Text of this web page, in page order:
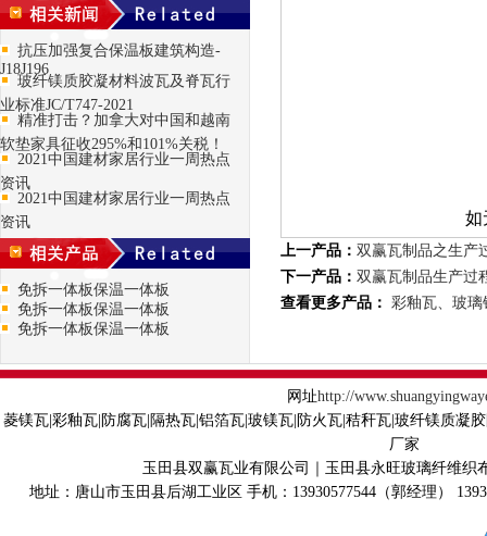
抗压加强复合保温板建筑构造-
J18J196
玻纤镁质胶凝材料波瓦及脊瓦行
业标准JC/T747-2021
精准打击？加拿大对中国和越南
软垫家具征收295%和101%关税！
2021中国建材家居行业一周热点
资讯
2021中国建材家居行业一周热点
资讯
免拆一体板保温一体板
免拆一体板保温一体板
免拆一体板保温一体板
如无法正常播放
上一产品： 双赢瓦制品之生产
下一产品： 双赢瓦制品生产过
查看更多产品： 彩釉瓦、玻
网址http://
菱镁瓦|彩釉瓦|防腐瓦|隔热瓦|铝箔瓦|玻镁瓦|防火瓦|秸秆瓦|玻纤镁质凝
厂家
玉田县双赢瓦业有限公司｜玉田县永旺玻璃纤维织
地址：唐山市玉田县后湖工业区 手机：13930577544（郭经理）